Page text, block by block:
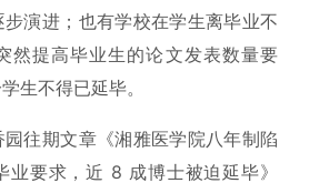
步演进；也有学校在学生离毕业不
然提高毕业生的论文发表数量要
生不得已延毕。
往期文章《湘雅医学院八年制陷
业要求，近 8 成博士被迫延毕》